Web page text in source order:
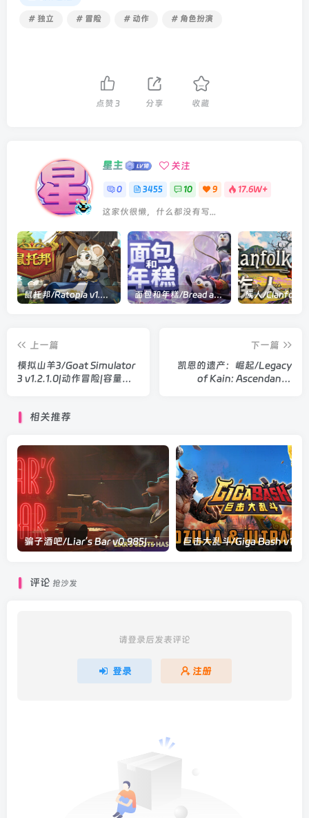
# 独立 # 冒险 # 动作 # 角色扮演
点赞 3 分享 收藏
星主 关注
0 3455 10 9 17.6W+
这家伙很懒，什么都没有写...
鼠托邦/Ratopia v1.0.0530|策略模拟|容量2.9GB|官方中文版 面包和年糕/Bread and Fred Build.21411256|动作冒险|容量1.1GB|官方中文版
上一篇
模拟山羊3/Goat Simulator
3 v1.2.1.0|动作冒险|容量
下一篇
凯恩的遗产：崛起/Legacy
of Kain: Ascendance
相关推荐
骗子酒吧/Liar’s Bar v0.985|休闲益智|容量18GB|官方中文版
评论 抢沙发
请登录后发表评论
登录 注册